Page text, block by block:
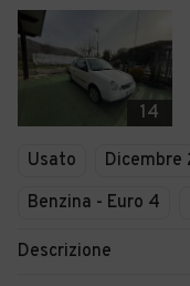
14
Usato Dicembre
Benzina - Euro 4
Descrizione